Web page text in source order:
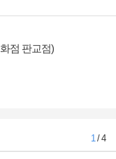
점 판교점)
1/ 4